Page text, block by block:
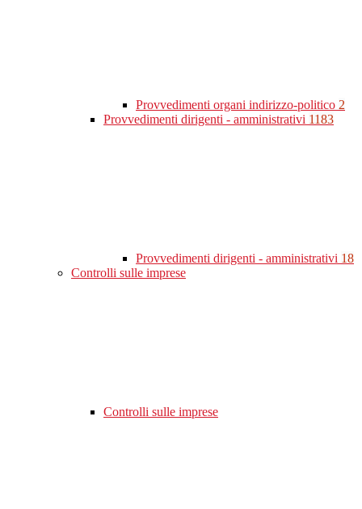
Provvedimenti organi indirizzo-politico 2
Provvedimenti dirigenti - amministrativi 1183
Provvedimenti dirigenti - amministrativi 18
Controlli sulle imprese
Controlli sulle imprese